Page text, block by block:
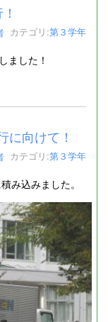
カテゴリ:第３学年
ました！
に向けて！
カテゴリ:第３学年
み込みました。